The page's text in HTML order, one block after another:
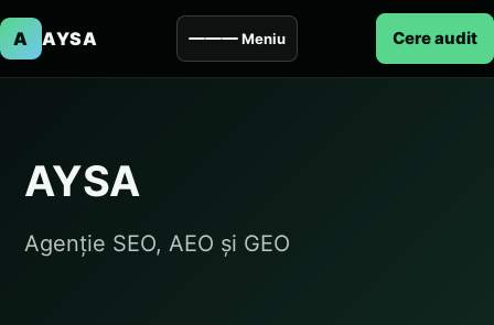
A AYSA Meniu Cere audit
AYSA
Agenție SEO, AEO și GEO